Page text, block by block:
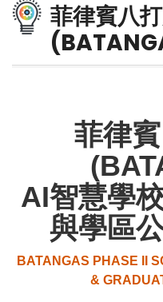
菲律賓八
菲律
AI智慧學
與學區
BATANGAS PHASE II
&